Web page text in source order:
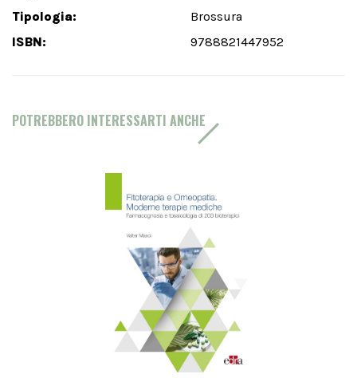
Tipologia:
Brossura
ISBN:
9788821447952
POTREBBERO INTERESSARTI ANCHE